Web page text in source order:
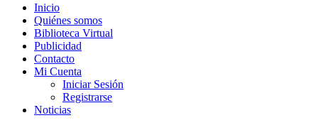
Inicio
Quiénes somos
Biblioteca Virtual
Publicidad
Contacto
Mi Cuenta
Iniciar Sesión
Registrarse
Noticias